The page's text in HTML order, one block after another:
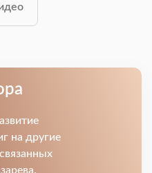
на другие